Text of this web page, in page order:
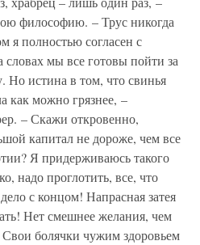
философию. – Трус никогда
я полностью согласен с
мы все готовы пойти за
Но истина в том, что свинья
как можно грязнее, –
– Скажи откровенно,
капитал не дороже, чем все
Я придерживаюсь такого
надо проглотить, все, что
с концом! Напрасная затея
Нет смешнее желания, чем
Свои болячки чужим здоровьем